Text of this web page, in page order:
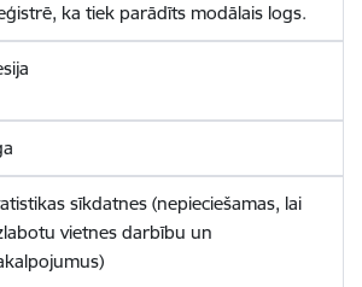
ka tiek parādīts modālais logs.
sīkdatnes (nepieciešamas, lai
vietnes darbību un